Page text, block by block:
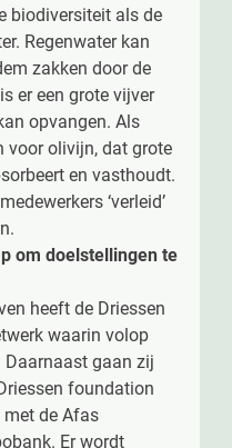
biodiversiteit als de
Regenwater kan
zakken door de
er een grote vijver
opvangen. Als
voor olivijn, dat grote
en vasthoudt.
‘verleid’
om doelstellingen te
heeft de Driessen
waarin volop
gaan zij
foundation
de Afas
Er wordt